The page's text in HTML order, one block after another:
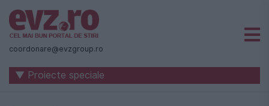
Știri
naționale
internaționale
coordonare@evzgroup.ro
▼ Proiecte speciale